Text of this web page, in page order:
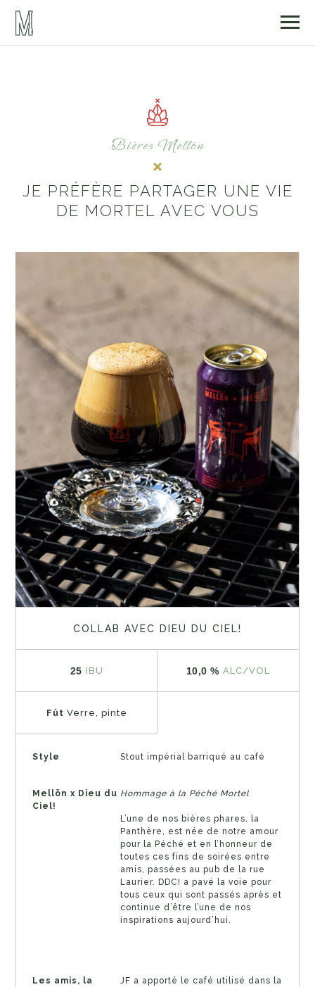
Bières Mellön
JE PRÉFÈRE PARTAGER UNE VIE
DE MORTEL AVEC VOUS
COLLAB AVEC DIEU DU CIEL!
25 IBU 10,0 % ALC/VOL
Fût Verre, pinte
Style Stout impérial barriqué au café
Mellön x Dieu du
Ciel!
Hommage à la Péché Mortel
L’une de nos bières phares, la
Panthère, est née de notre amour
pour la Péché et en l’honneur de
toutes ces fins de soirées entre
amis, passées au pub de la rue
Laurier. DDC! a pavé la voie pour
tous ceux qui sont passés après et
continue d’être l’une de nos
inspirations aujourd’hui.
Les amis, la
JF a apporté le café utilisé dans la